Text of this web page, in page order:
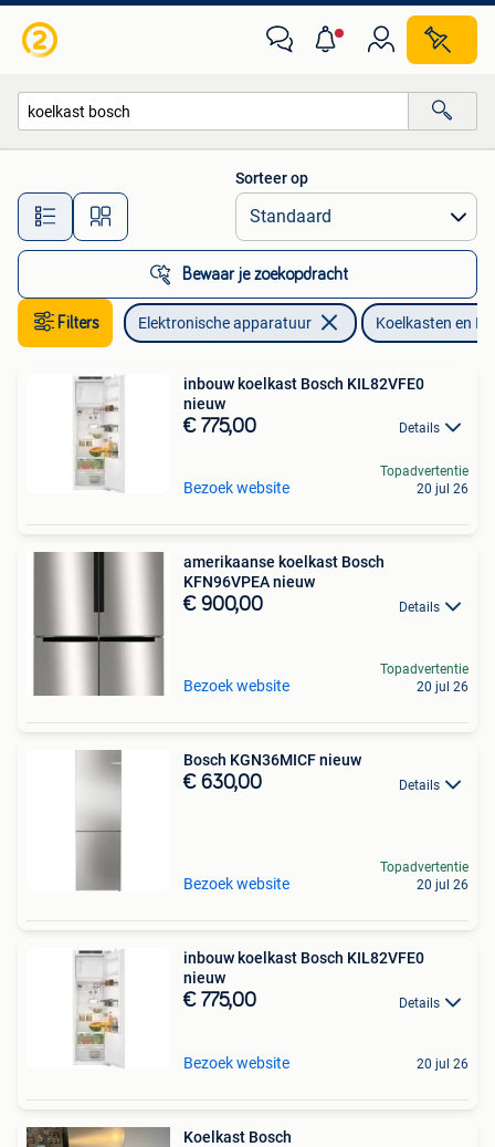
Alle afstanden…
Sorteer op
Bewaar je zoekopdracht
Filters Elektronische apparatuur Koelkasten en
inbouw koelkast Bosch KIL82VFE0
nieuw
€ 775,00 Details
Bezoek website
Topadvertentie
20 jul 26
amerikaanse koelkast Bosch
KFN96VPEA nieuw
€ 900,00 Details
Bezoek website
Topadvertentie
20 jul 26
Bosch KGN36MICF nieuw
€ 630,00 Details
Bezoek website
Topadvertentie
20 jul 26
inbouw koelkast Bosch KIL82VFE0
nieuw
€ 775,00 Details
Bezoek website 20 jul 26
Koelkast Bosch